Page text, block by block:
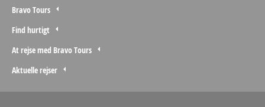
Bravo Tours
Find hurtigt
At rejse med Bravo Tours
Aktuelle rejser